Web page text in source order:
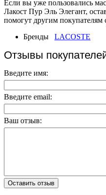
Если вы уже пользовались
Лакост Пур Эль Элегант,
помогут другим
Бренды
LACOSTE
Отзывы
Введите имя:
Введите email:
Ваш отзыв:
Оставить отзыв